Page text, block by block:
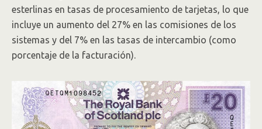
esterlinas en tasas de procesamiento de tarjetas, lo que
incluye un aumento del 27% en las comisiones de los
sistemas y del 7% en las tasas de intercambio (como
porcentaje de la facturación).